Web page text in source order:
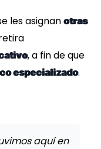
les asignan otras
, a fin de que
especializado.
aquí en